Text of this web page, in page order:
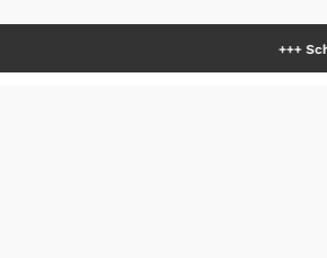
Schwere